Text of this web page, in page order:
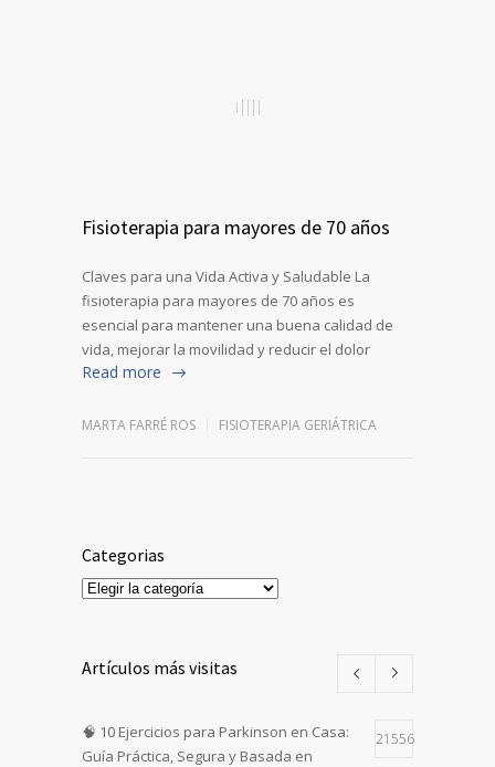
Fisioterapia para mayores de 70 años
Claves para una Vida Activa y Saludable La
fisioterapia para mayores de 70 años es
esencial para mantener una buena calidad de
vida, mejorar la movilidad y reducir el dolor
Read more
MARTA FARRÉ ROS FISIOTERAPIA GERIÁTRICA
Categorias
Categorias
Artículos más visitas
🧠 10 Ejercicios para Parkinson en Casa:
Guía Práctica, Segura y Basada en
21556